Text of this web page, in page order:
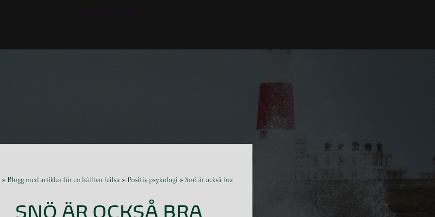
Insikter Om
» Blogg med artiklar för en hållbar hälsa » Positiv psykologi » Snö är också bra
SNÖ ÄR OCKSÅ BRA